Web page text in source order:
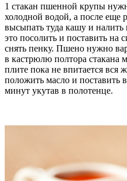
1 стакан пшенной крупы
холодной водой, а после еще
высыпать туда кашу и налить
это посолить и поставить на
снять пенку. Пшено нужно
в кастрюлю полтора стакана
плите пока не впитается
положить масло и поставить
минут укутав в полотенце.